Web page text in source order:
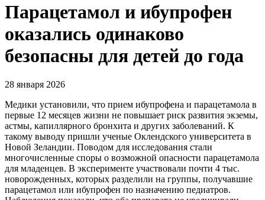
Парацетамол и ибупрофен
оказались одинаково
безопасны для детей до года
28 января 2026
Медики установили, что прием ибупрофена и парацетамола в
первые 12 месяцев жизни не повышает риск развития экземы,
астмы, капиллярного бронхита и других заболеваний. К
такому выводу пришли ученые Оклендского университета в
Новой Зеландии. Поводом для исследования стали
многочисленные споры о возможной опасности парацетамола
для младенцев. В эксперименте участвовали почти 4 тыс.
новорожденных, которых разделили на группы, получавшие
парацетамол или ибупрофен по назначению педиатров.